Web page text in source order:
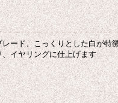
ード、こっくりとした白が特
イヤリングに仕上げます